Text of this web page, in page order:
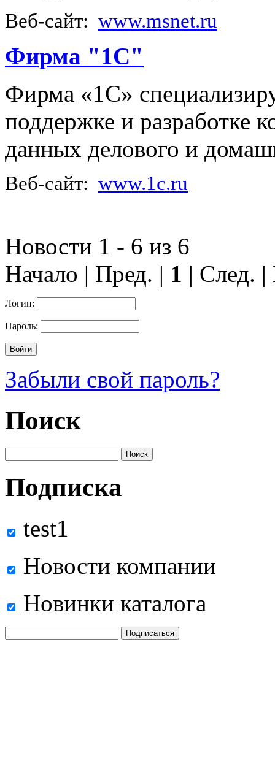
Веб-сайт: www.msnet.ru
Фирма "1С"
Фирма «1С»
поддержке и разработке
данных делового и
Веб-сайт: www.1c.ru
Новости 1 - 6 из 6
Начало | Пред. | 1 | След.
Логин:
Пароль:
Забыли свой пароль?
Поиск
Подписка
test1
Новости компании
Новинки каталога